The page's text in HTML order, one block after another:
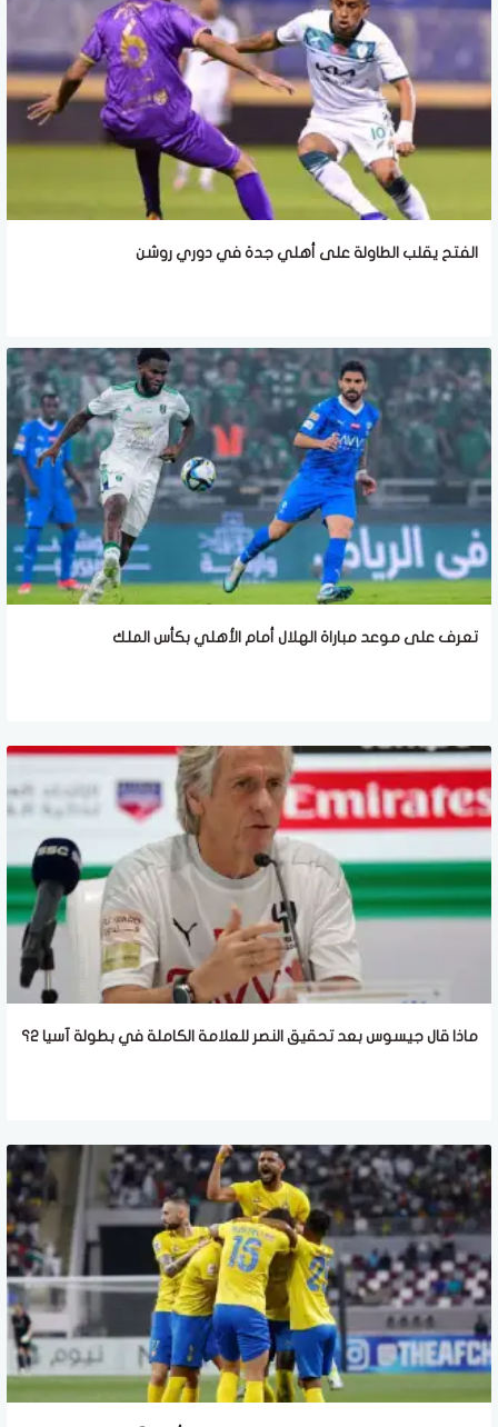
الفتح يقلب الطاولة على أهلي جدة في دوري روشن
تعرف على موعد مباراة الهلال أمام الأهلي بكأس الملك
ماذا قال جيسوس بعد تحقيق النصر للعلامة الكاملة في بطولة آسيا 2؟